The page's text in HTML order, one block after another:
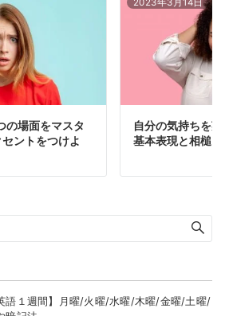
場面をマスタ
ントをつけよ
2023年3月14日
自分の気持ちを
基本表現と相槌
語１週間】月曜/火曜/水曜/木曜/金曜/土曜/